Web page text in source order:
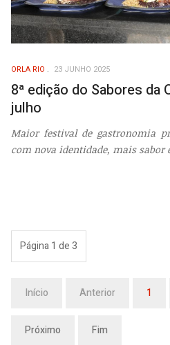
ORLA RIO 23 JUNHO 2025
8ª edição do Sabores da
julho
Maior festival de gastronomia
com nova identidade, mais sabor
Página 1 de 3
Início Anterior 1
Próximo Fim